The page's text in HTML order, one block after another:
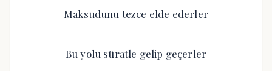
Maksudunu tezce elde ederler
Bu yolu süratle gelip geçerler